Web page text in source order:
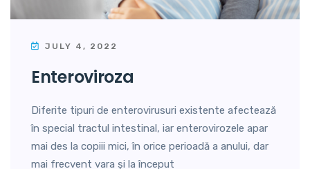
JULY 4, 2022
enteroviroza
Diferite tipuri de enterovirusuri existente afectează
în special tractul intestinal, iar enterovirozele apar
mai des la copiii mici, în orice perioadă a anului, dar
mai frecvent vara și la început